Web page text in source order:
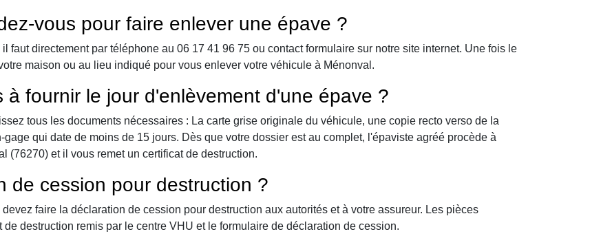
vous pour faire enlever une épave ?
faut directement par téléphone au 06 17 41 96 75 ou contact formulaire sur notre site internet. Une fois le
maison ou au lieu indiqué pour vous enlever votre véhicule à Ménonval.
fournir le jour d'enlèvement d'une épave ?
tous les documents nécessaires : La carte grise originale du véhicule, une copie recto verso de la
qui date de moins de 15 jours. Dès que votre dossier est au complet, l'épaviste agréé procède à
(76270) et il vous remet un certificat de destruction.
de cession pour destruction ?
faire la déclaration de cession pour destruction aux autorités et à votre assureur. Les pièces
destruction remis par le centre VHU et le formulaire de déclaration de cession.